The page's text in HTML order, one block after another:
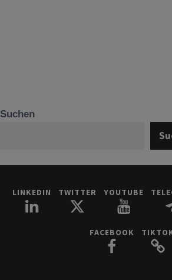
Suchen
LINKEDIN TWITTER YOUTUBE
FACEBOOK